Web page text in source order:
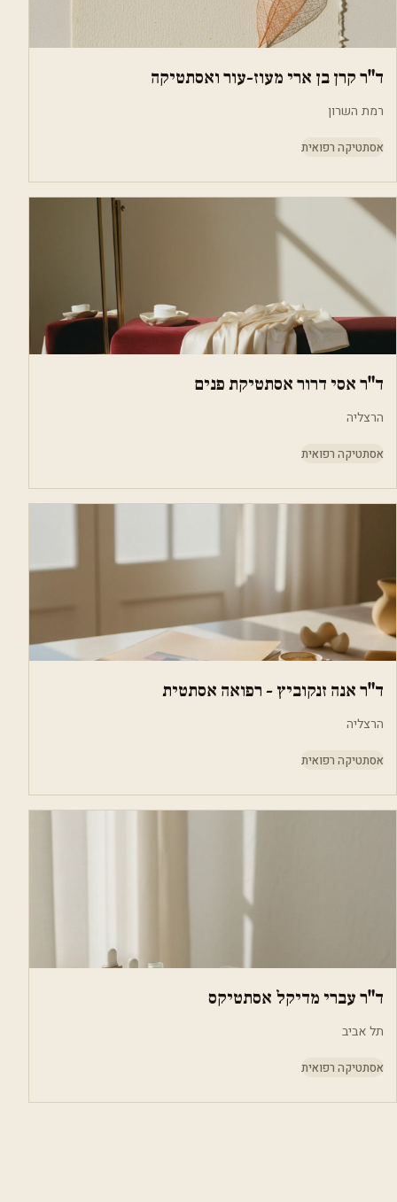
ד"ר קרן בן ארי מעוז-עור ואסתטיקה
רמת השרון
אסתטיקה רפואית
ד"ר אסי דרור אסתטיקת פנים
הרצליה
אסתטיקה רפואית
ד"ר אנה זנקוביץ - רפואה אסתטית
הרצליה
אסתטיקה רפואית
ד"ר עברי מדיקל אסתטיקס
תל אביב
אסתטיקה רפואית